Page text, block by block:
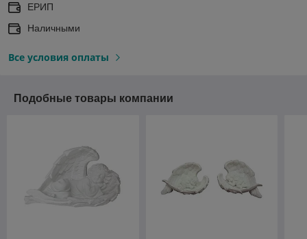
ЕРИП
Наличными
Все условия оплаты
Подобные товары компании